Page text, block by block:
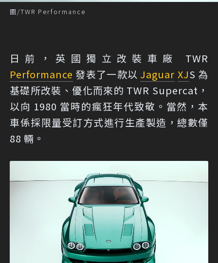
圖/TWR Performance
日前，英國獨立改裝車廠 TWR
Performance 發表了一款以 Jaguar XJS 為
基礎所改裝、優化而來的 TWR Supercat，
以向 1980 當時的瘋狂年代致敬。當然，本
車係採限量受訂方式進行生產製造，總數僅
88 輛。